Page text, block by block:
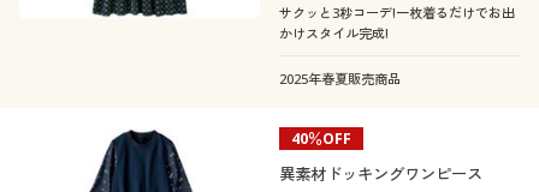
サクッと3秒コーデ!一枚着るだけでお出
かけスタイル完成!
2025年春夏販売商品
40％OFF
異素材ドッキングワンピース